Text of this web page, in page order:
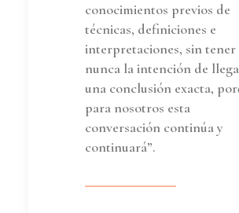
conocimientos previos de
técnicas, definiciones e
interpretaciones, sin tener
nunca la intención de
una conclusión exacta,
para nosotros esta
conversación continúa y
continuará”.